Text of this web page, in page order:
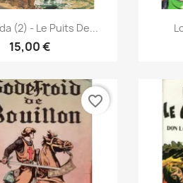
Pikakatselu
(2) - Le Puits De...
15,00 €
favorite_border